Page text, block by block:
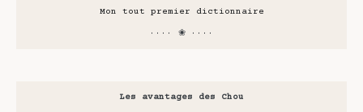
Mon tout premier dictionnaire
···· ❀ ····
Les avantages des Chou